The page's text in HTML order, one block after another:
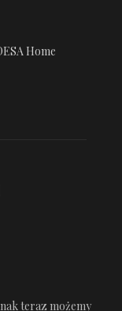
Home
teraz możemy